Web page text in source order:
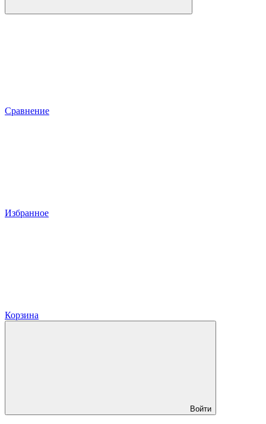
Сравнение
Избранное
Корзина
Войти